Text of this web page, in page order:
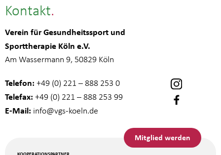
Kontakt
Verein für Gesundheitssport und
Sporttherapie Köln e.V.
Am Wassermann 9, 50829 Köln
Telefon: +49 (0) 221 – 888 253 0
Telefax: +49 (0) 221 – 888 253 99
E-Mail: info@vgs-koeln.de
Mitglied werden
KOOPERATIONSPARTNER